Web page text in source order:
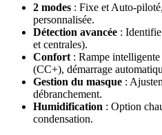
2 modes : Fixe et Auto-
personnalisée.
Détection avancée :
et centrales).
Confort : Rampe
(CC+), démarrage
Gestion du masque :
débranchement.
Humidification : Option
condensation.